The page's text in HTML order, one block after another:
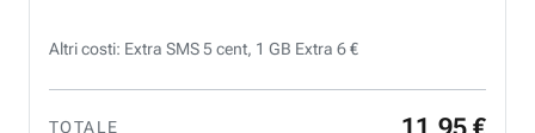
Altri costi: Extra SMS 5 cent, 1 GB Extra 6 €
TOTALE